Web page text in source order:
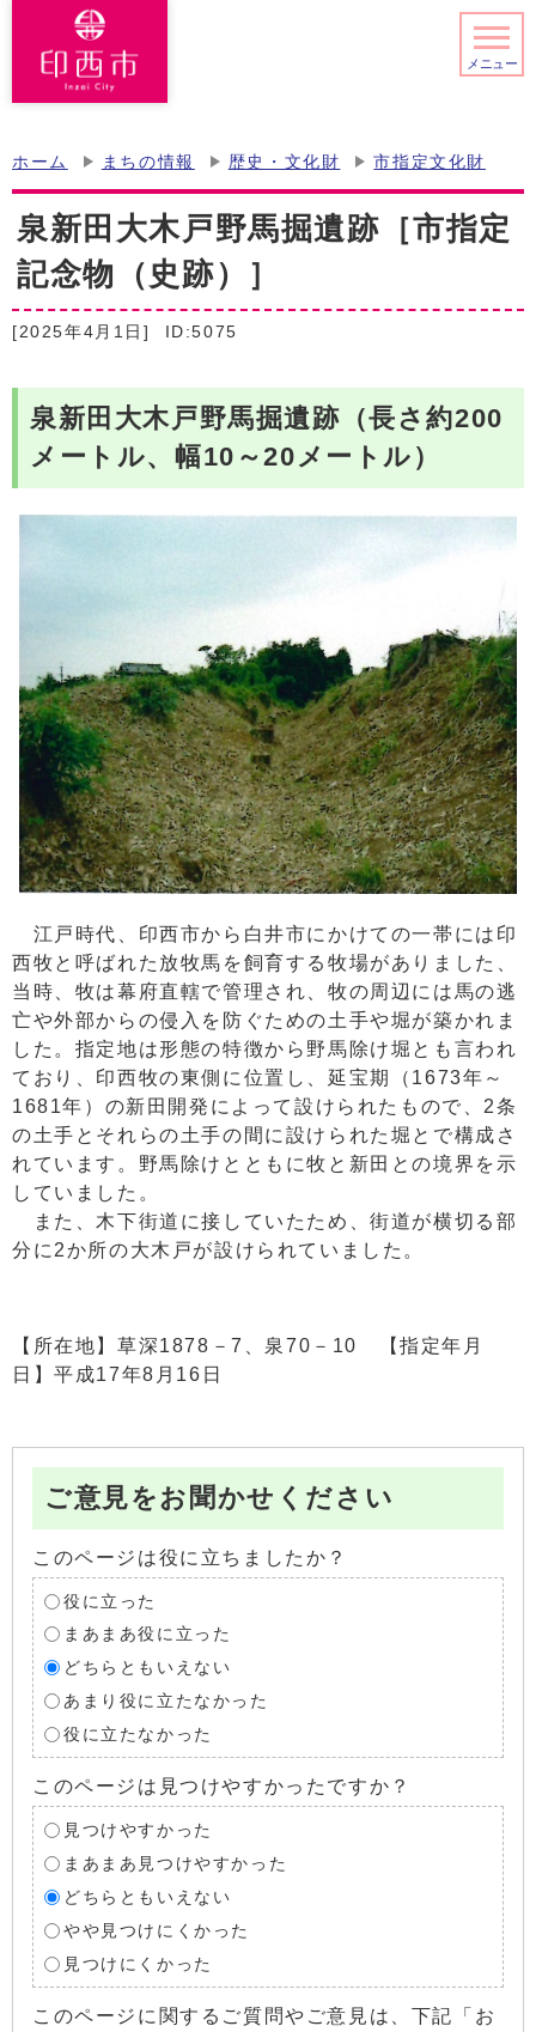
メニュー
ホーム まちの情報 歴史・文化財 市指定文化財
泉新田大木戸野馬掘遺跡［市指定
記念物（史跡）］
[2025年4月1日] ID:5075
泉新田大木戸野馬掘遺跡（長さ約200
メートル、幅10～20メートル）
江戸時代、印西市から白井市にかけての一帯には印
西牧と呼ばれた放牧馬を飼育する牧場がありました、
当時、牧は幕府直轄で管理され、牧の周辺には馬の逃
亡や外部からの侵入を防ぐための土手や堀が築かれま
した。指定地は形態の特徴から野馬除け堀とも言われ
ており、印西牧の東側に位置し、延宝期（1673年～
1681年）の新田開発によって設けられたもので、2条
の土手とそれらの土手の間に設けられた堀とで構成さ
れています。野馬除けとともに牧と新田との境界を示
していました。
また、木下街道に接していたため、街道が横切る部
分に2か所の大木戸が設けられていました。
【所在地】草深1878－7、泉70－10 【指定年月
日】平成17年8月16日
ご意見をお聞かせください
このページは役に立ちましたか？
役に立った
まあまあ役に立った
どちらともいえない
あまり役に立たなかった
役に立たなかった
このページは見つけやすかったですか？
見つけやすかった
まあまあ見つけやすかった
どちらともいえない
やや見つけにくかった
見つけにくかった
このページに関するご質問やご意見は、下記「お